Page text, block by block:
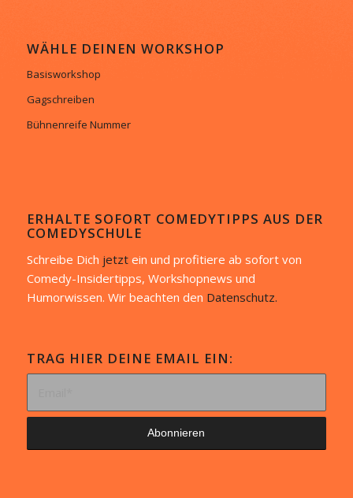
WÄHLE DEINEN WORKSHOP
Basisworkshop
Gagschreiben
Bühnenreife Nummer
ERHALTE SOFORT COMEDYTIPPS AUS DER
COMEDYSCHULE
Schreibe Dich jetztein und profitiere ab sofort von
Comedy-Insidertipps, Workshopnews und
Humorwissen. Wir beachten den Datenschutz.
TRAG HIER DEINE EMAIL EIN: